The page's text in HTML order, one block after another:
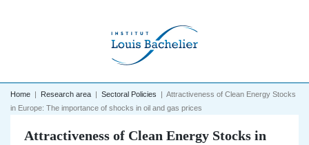
Home | Research area | Sectoral Policies | Attractiveness of Clean Energy Stocks
in Europe: The importance of shocks in oil and gas prices
Attractiveness of Clean Energy Stocks in